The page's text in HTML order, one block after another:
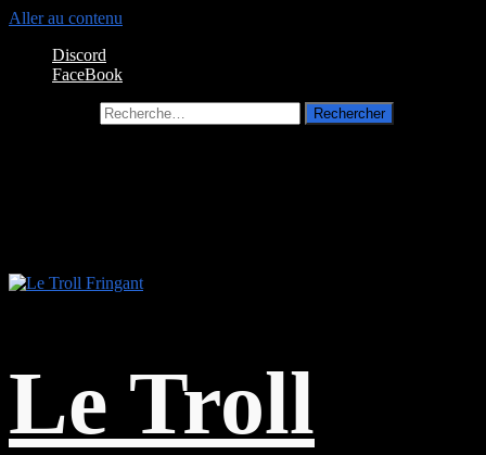
Aller au contenu
Discord
FaceBook
Le Troll